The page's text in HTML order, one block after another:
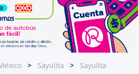
Sayulita Sayulita